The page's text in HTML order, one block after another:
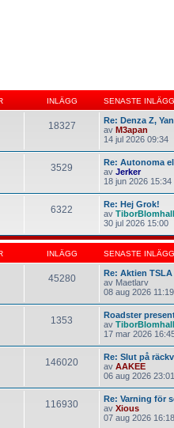
INLÄGG SENASTE
18327
Re: Denza Z,
av M3apan
14 jul 2026 09:34
3529
Re: Autonoma
av Jerker
18 jun 2026 15:34
6322
Re: Hej Grok!
av TiborBlomhall
30 jul 2026 15:00
INLÄGG SENASTE
45280
Re: Aktien TSLA
av Maetlarv
08 aug 2026 11:19
1353
Roadster
av TiborBlomhall
17 mar 2026
146020
Re: Slut på
av AAKEE
06 aug 2026 23:01
116930
Re: Varning för
av Xious
07 aug 2026 16:18